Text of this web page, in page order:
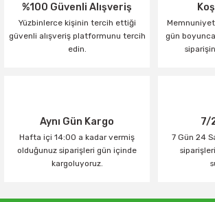
%100 Güvenli Alışveriş
Yüzbinlerce kişinin tercih ettiği
güvenli alışveriş platformunu tercih
edin.
gün
Aynı Gün Kargo
Hafta içi 14:00 a kadar vermiş
olduğunuz siparişleri gün içinde
kargoluyoruz.
7/
7 Gün 24